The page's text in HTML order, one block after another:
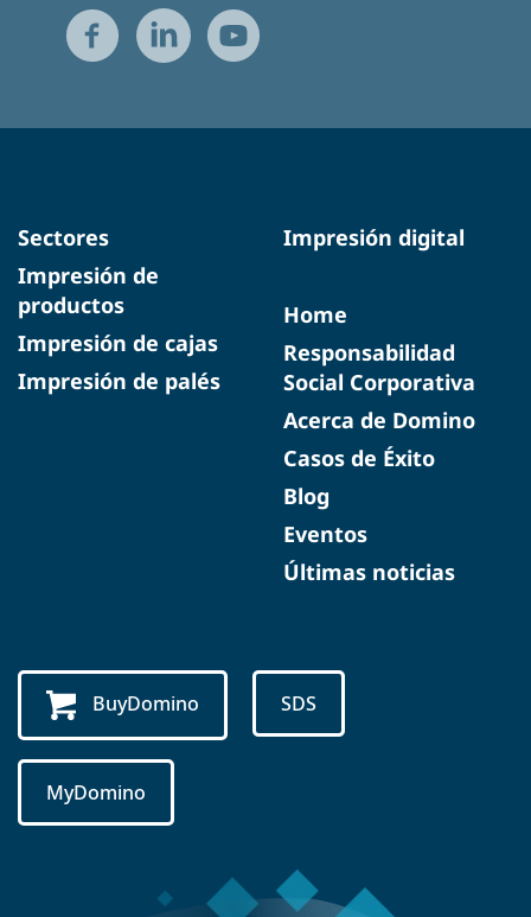
Sectores
Impresión de
productos
Impresión de cajas
Impresión de palés
Impresión digital
Home
Responsabilidad
Social Corporativa
Acerca de Domino
Casos de Éxito
Blog
Eventos
Últimas noticias
BuyDomino SDS
MyDomino